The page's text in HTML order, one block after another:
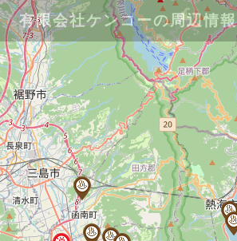
有限会社ケンコーの周辺情